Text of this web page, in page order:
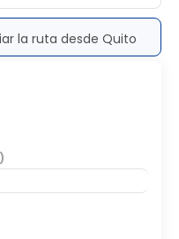
la ruta desde Quito